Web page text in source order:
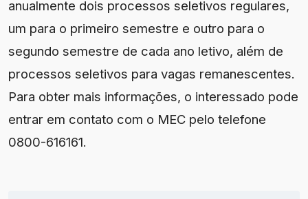
anualmente dois processos seletivos regulares,
um para o primeiro semestre e outro para o
segundo semestre de cada ano letivo, além de
processos seletivos para vagas remanescentes.
Para obter mais informações, o interessado pode
entrar em contato com o MEC pelo telefone
0800-616161.